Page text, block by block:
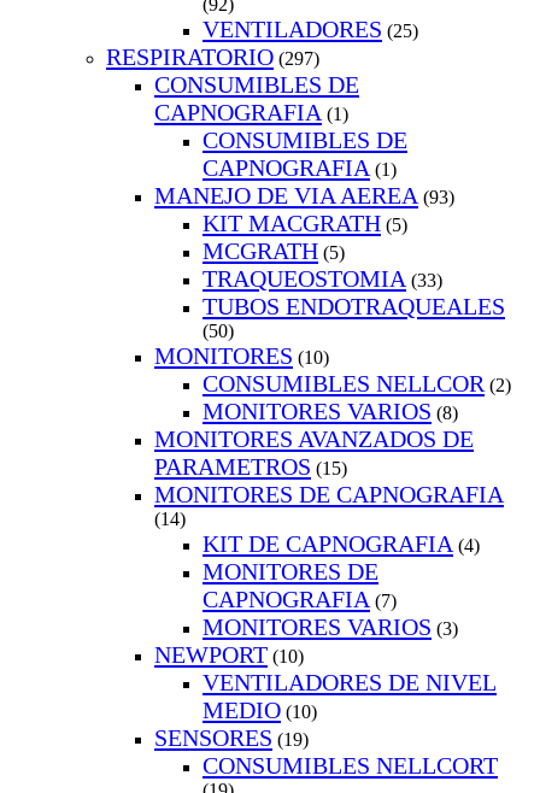
(92)
VENTILADORES (25)
RESPIRATORIO (297)
CONSUMIBLES DE
CAPNOGRAFIA (1)
CONSUMIBLES DE
CAPNOGRAFIA (1)
MANEJO DE VIA AEREA (93)
KIT MACGRATH (5)
MCGRATH (5)
TRAQUEOSTOMIA (33)
TUBOS ENDOTRAQUEALES
(50)
MONITORES (10)
CONSUMIBLES NELLCOR (2)
MONITORES VARIOS (8)
MONITORES AVANZADOS DE
PARAMETROS (15)
MONITORES DE CAPNOGRAFIA
(14)
KIT DE CAPNOGRAFIA (4)
MONITORES DE
CAPNOGRAFIA (7)
MONITORES VARIOS (3)
NEWPORT (10)
VENTILADORES DE NIVEL
MEDIO (10)
SENSORES (19)
CONSUMIBLES NELLCORT